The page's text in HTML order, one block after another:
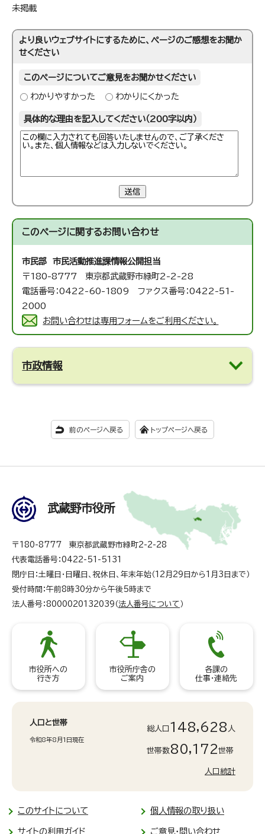
未掲載
より良いウェブサイトにするために、ページのご感想をお聞か
せください
このページについてご意見をお聞かせください
わかりやすかった わかりにくかった
具体的な理由を記入してください（200字以内）
送信
このページに関するお問い合わせ
市民部 市民活動推進課情報公開担当
〒180-8777 東京都武蔵野市緑町2-2-28
電話番号：0422-60-1809 ファクス番号：0422-51-
2000
お問い合わせは専用フォームをご利用ください。
市政情報
前のページへ戻る トップページへ戻る
武蔵野市役所
〒180-8777 東京都武蔵野市緑町2-2-28
代表電話番号：0422-51-5131
閉庁日：土曜日・日曜日、祝休日、年末年始（12月29日から1月3日まで）
受付時間：午前8時30分から午後5時まで
法人番号：8000020132039（ 法人番号について ）
市役所への
行き方
市役所庁舎の
ご案内
各課の
仕事・連絡先
人口と世帯
令和8年8月1日現在
総人口 148,628 人
世帯数80,172世帯
人口統計
このサイトについて 個人情報の取り扱い
サイトの利用ガイド ご意見・問い合わせ